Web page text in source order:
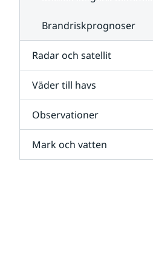
Brandriskprognoser
Radar och satellit
Väder till havs
Observationer
Mark och vatten